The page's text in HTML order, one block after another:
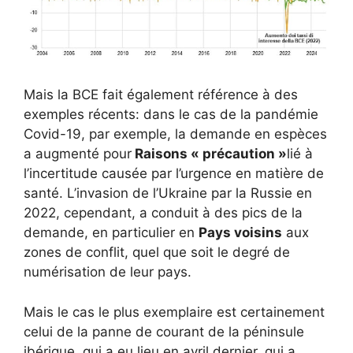
Mais la BCE fait également référence à des
exemples récents: dans le cas de la pandémie
Covid-19, par exemple, la demande en espèces
a augmenté pour Raisons « précaution »lié à
l’incertitude causée par l’urgence en matière de
santé. L’invasion de l’Ukraine par la Russie en
2022, cependant, a conduit à des pics de la
demande, en particulier en Pays voisins aux
zones de conflit, quel que soit le degré de
numérisation de leur pays.
Mais le cas le plus exemplaire est certainement
celui de la panne de courant de la péninsule